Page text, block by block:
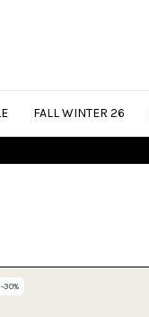
FALL WINTER 26
-30%